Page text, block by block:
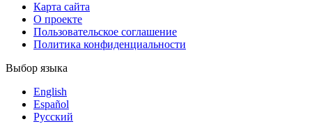
Карта сайта
О проекте
Пользовательское соглашение
Политика конфиденциальности
Выбор языка
English
Español
Русский